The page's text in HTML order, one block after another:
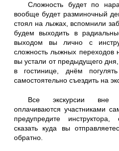
Сложность будет по
вообще будет разминочный
стоял на лыжах, вспомнили
будем выходить в
выходом вы лично с
сложность лыжных переходов
вы устали от предыдущего
в гостинице, днём
самостоятельно съездить на
Все экскурсии вне
оплачиваются участниками
предупредите
сказать куда вы
обратно.